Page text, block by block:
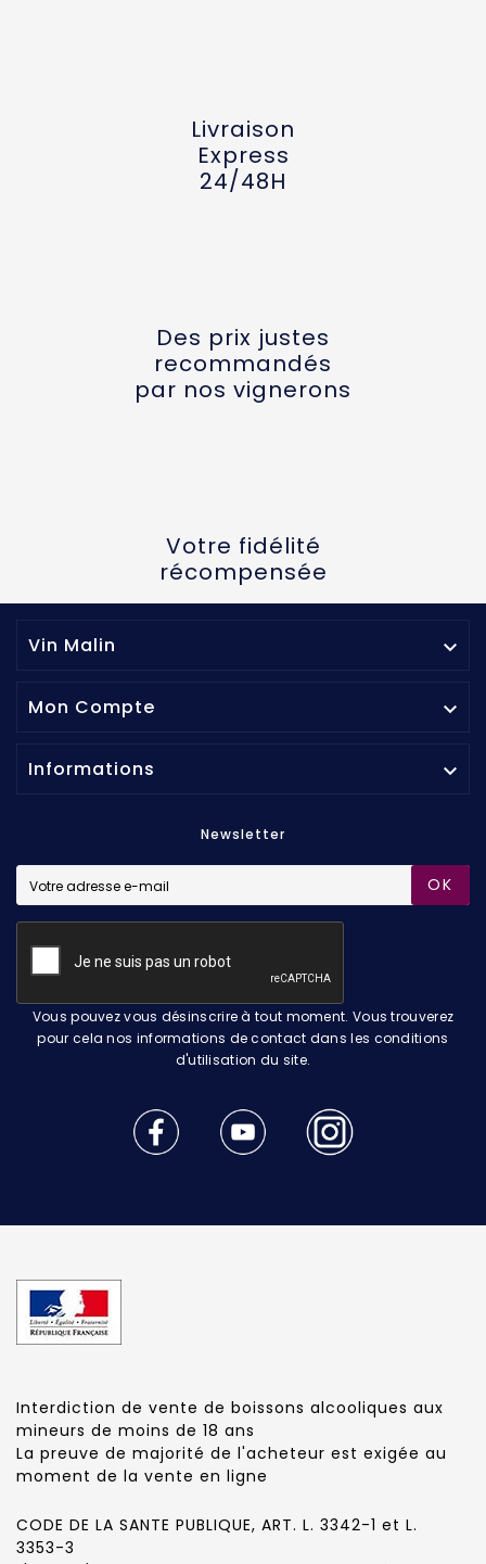
Livraison
Express
24/48H
Des prix justes
recommandés
par nos vignerons
Votre fidélité
récompensée
Vin Malin 
Mon Compte 
Informations 
Newsletter
OK
Vous pouvez vous désinscrire à tout moment. Vous trouverez
pour cela nos informations de contact dans les conditions
d'utilisation du site.
Interdiction de vente de boissons alcooliques aux
mineurs de moins de 18 ans
La preuve de majorité de l'acheteur est exigée au
moment de la vente en ligne
CODE DE LA SANTE PUBLIQUE, ART. L. 3342-1 et L.
3353-3